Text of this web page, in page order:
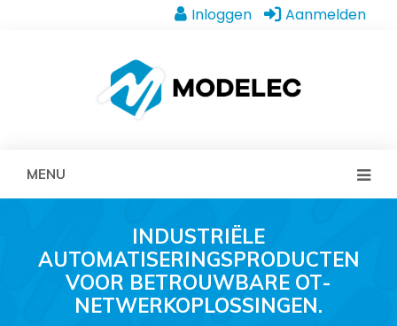
Inloggen Aanmelden
MENU
INDUSTRIËLE
AUTOMATISERINGSPRODUCTEN
VOOR BETROUWBARE OT-
NETWERKOPLOSSINGEN.